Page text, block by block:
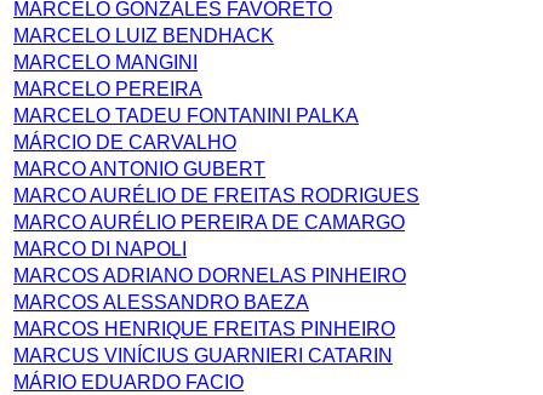
MARCELO GONZALES FAVORETO
MARCELO LUIZ BENDHACK
MARCELO MANGINI
MARCELO PEREIRA
MARCELO TADEU FONTANINI PALKA
MÁRCIO DE CARVALHO
MARCO ANTONIO GUBERT
MARCO AURÉLIO DE FREITAS RODRIGUES
MARCO AURÉLIO PEREIRA DE CAMARGO
MARCO DI NAPOLI
MARCOS ADRIANO DORNELAS PINHEIRO
MARCOS ALESSANDRO BAEZA
MARCOS HENRIQUE FREITAS PINHEIRO
MARCUS VINÍCIUS GUARNIERI CATARIN
MÁRIO EDUARDO FACIO